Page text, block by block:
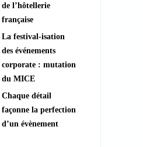
de l’hôtellerie
française
La festival-isation
des événements
corporate : mutation
du MICE
Chaque détail
façonne la perfection
d’un évènement